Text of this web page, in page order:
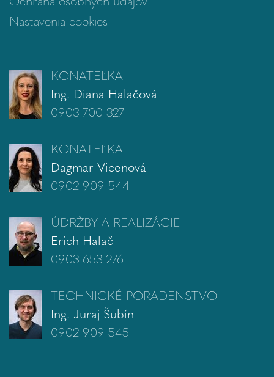
Nastavenia cookies
KONATEĽKA
Ing. Diana Halačová
0903 700 327
KONATEĽKA
Dagmar Vicenová
0902 909 544
ÚDRŽBY A REALIZÁCIE
Erich Halač
0903 653 276
TECHNICKÉ PORADENSTVO
Ing. Juraj Šubín
0902 909 545